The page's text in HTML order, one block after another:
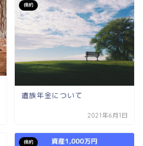
倹約
遺族年金について
2021年6月1日
倹約